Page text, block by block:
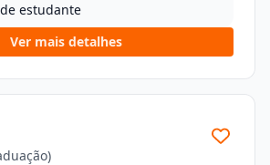
estudante
Ver mais detalhes